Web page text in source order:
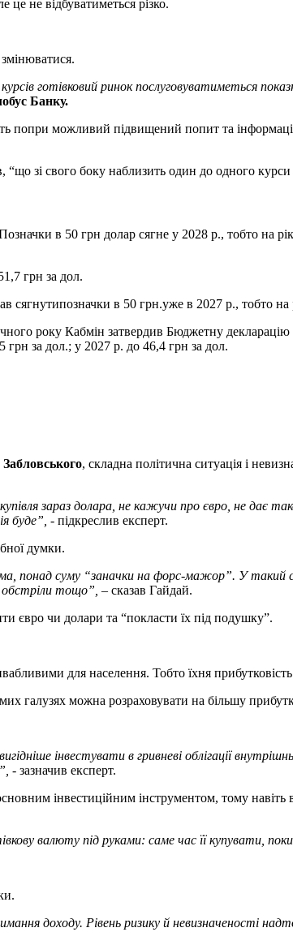
не відбуватиметься різко.
готівковий ринок послуговуватиметься
Банку.
попри можливий підвищений попит та
зі свого боку наблизить один до одного
в 50 грн долар сягне у 2028 р., тобто на рік
грн за дол.
сягнутипозначки в 50 грн.уже в 2027 р., тобто на
року Кабмін затвердив Бюджетну
грн за дол.; у 2027 р. до 46,4 грн за дол.
, складна політична ситуація і
зараз долара, не кажучи про євро, не дає
буде” , - підкреслив експерт.
думки.
понад суму “заначки на форс-мажор”. У
тощо”, – сказав Гайдай.
євро чи долари та “покласти їх під подушку”.
для населення. Тобто їхня
галузях можна розраховувати на більшу
інвестувати в гривневі облігації
” - зазначив експерт.
інвестиційним інструментом, тому
валюту під руками: саме час її купувати,
доходу. Рівень ризику й невизначеності